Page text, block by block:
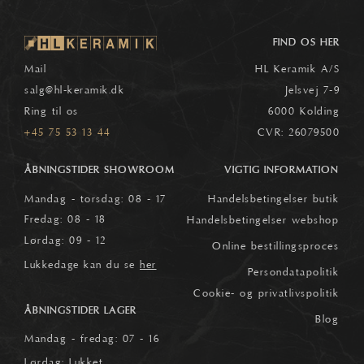
Mail
salg@hl-keramik.dk
Ring til os
+45 75 53 13 44
FIND OS HER
HL Keramik A/S
Jelsvej 7-9
6000 Kolding
CVR: 26079500
ÅBNINGSTIDER SHOWROOM
Mandag - torsdag: 08 - 17
Fredag: 08 - 18
Lørdag: 09 - 12
Lukkedage kan du se her
ÅBNINGSTIDER LAGER
Mandag - fredag: 07 - 16
VIGTIG INFORMATION
Handelsbetingelser butik
Handelsbetingelser webshop
Online bestillingsproces
Persondatapolitik
Cookie- og privatlivspolitik
Blog